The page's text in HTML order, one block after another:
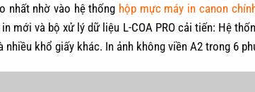
nhất nhờ vào hệ thống hộp mực máy in canon
in mới và bộ xử lý dữ liệu L-COA PRO cải tiến: Hệ
nhiều khổ giấy khác. In ảnh không viền A2 trong 6